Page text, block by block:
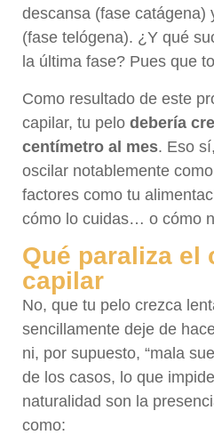
descansa (fase catágena)
(fase telógena). ¿Y qué
la última fase? Pues que
Como resultado de este
capilar, tu pelo debería
centímetro al mes. Eso
oscilar notablemente
factores como tu
cómo lo cuidas… o cómo
Qué paraliza el
capilar
No, que tu pelo crezca
sencillamente deje de
ni, por supuesto, “mala
de los casos, lo que
naturalidad son la
como: